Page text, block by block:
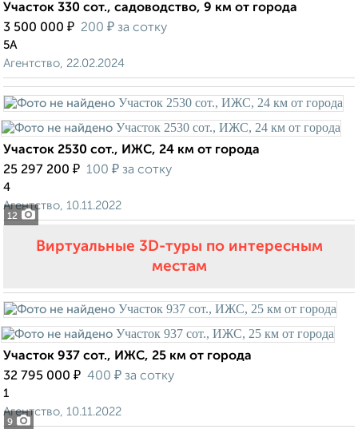
Участок 330 сот., садоводство, 9 км от города
3 500 000 ₽ 200 ₽ за сотку
5А
Агентство, 22.02.2024
12
Участок 2530 сот., ИЖС, 24 км от города
25 297 200 ₽ 100 ₽ за сотку
4
Агентство, 10.11.2022
Виртуальные 3D-туры по интересным
местам
9
Участок 937 сот., ИЖС, 25 км от города
32 795 000 ₽ 400 ₽ за сотку
1
Агентство, 10.11.2022